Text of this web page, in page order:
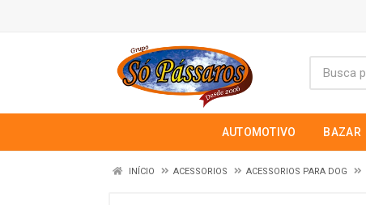
AUTOMOTIVO BAZAR
INÍCIO ACESSORIOS ACESSORIOS PARA DOG